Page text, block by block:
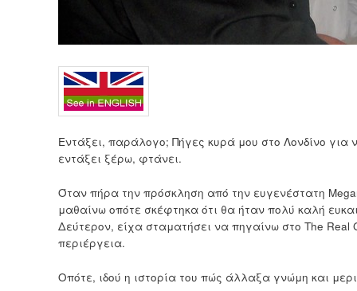
Εντάξει, παράλογο; Πήγες κυρά μου στο Λονδίνο
εντάξει ξέρω, φτάνει.
Όταν πήρα την πρόσκληση από την ευγενέστατη
μαθαίνω οπότε σκέφτηκα ότι θα ήταν πολύ καλή
Δεύτερον, είχα σταματήσει να πηγαίνω στο The Real
περιέργεια.
Οπότε, ιδού η ιστορία του πώς άλλαξα γνώμη και